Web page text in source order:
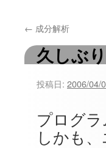
ン
ツ
← 成分解析
久しぶ
投稿日: 2006/04/
プログ
しかも